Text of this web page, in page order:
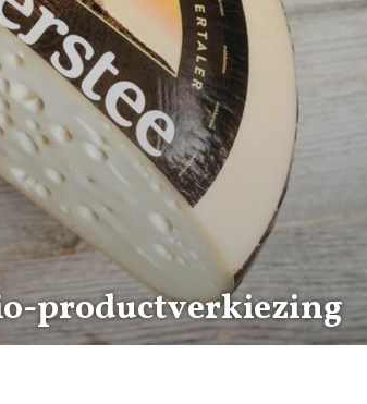
productverkiezing